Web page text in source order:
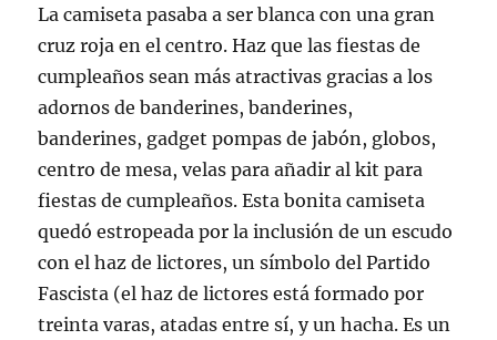
La camiseta pasaba a ser blanca con una gran
cruz roja en el centro. Haz que las fiestas de
cumpleaños sean más atractivas gracias a los
adornos de banderines, banderines,
banderines, gadget pompas de jabón, globos,
centro de mesa, velas para añadir al kit para
fiestas de cumpleaños. Esta bonita camiseta
quedó estropeada por la inclusión de un escudo
con el haz de lictores, un símbolo del Partido
Fascista (el haz de lictores está formado por
treinta varas, atadas entre sí, y un hacha. Es un